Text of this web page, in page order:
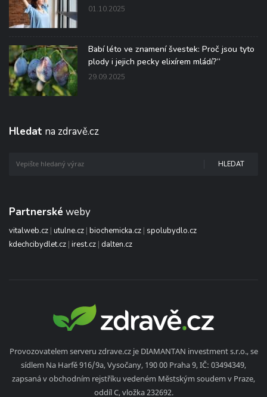
01.10.2025
Babí léto ve znamení švestek: Proč jsou tyto
plody i jejich pecky elixírem mládí?“
29.09.2025
Hledat na zdravě.cz
HLEDAT
Partnerské weby
vitalweb.cz | utulne.cz | biochemicka.cz | spolubydlo.cz
kdechcibydlet.cz | irest.cz | dalten.cz
Provozovatelem serveru zdrave.cz je DIAMANTAN investment s.r.o., se
sídlem Na Harfě 916/9a, Vysočany, 190 00 Praha 9, IČ: 03494349,
zapsaná v obchodním rejstříku vedeném Městským soudem v Praze,
oddíl C, vložka 232692.